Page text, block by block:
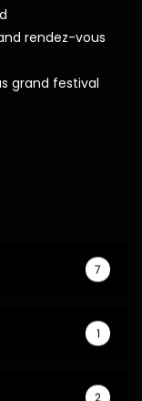
rendez-vous
grand festival
7
1
2